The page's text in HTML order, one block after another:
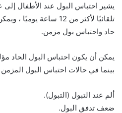
يشير احتباس البول عند الأطفال إلى
تلقائيًا لأكثر من 12
حاد واحتباس بول مزمن.
يمكن أن يكون احتباس البول الحاد
بينما في حالات احتباس البول
ألم عند التبول (التبول).
ضعف تدفق البول.